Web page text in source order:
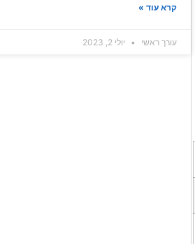
קרא עוד »
עורך ראשי יולי 2, 2023